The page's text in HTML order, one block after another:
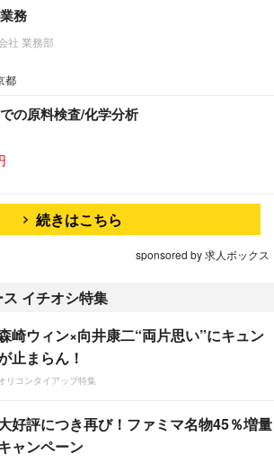
務
社 業務部
都
の原料検査/化学分析
続きはこちら
sponsored by 求人ボックス
イチオシ特集
崎ウィン×向井康二“両片思い”にキュン
止まらん！
リコンタイアップ特集
好評につき再び！ファミマ名物45％増量
ャンペーン